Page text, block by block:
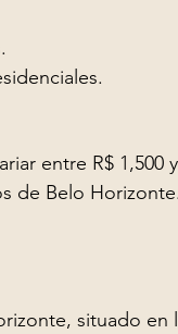
entre R$ 1,500 y
de Belo Horizonte.
situado en